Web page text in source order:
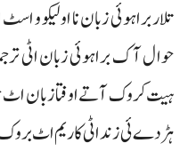
تلار براہوئی زبان نا اولیکو و
حوال آک براہوئی زبان اٹی
ہیت کروک آتے اوفتا زبان اٹ
ہڑدے ئی زند اٹی کاریم اٹ